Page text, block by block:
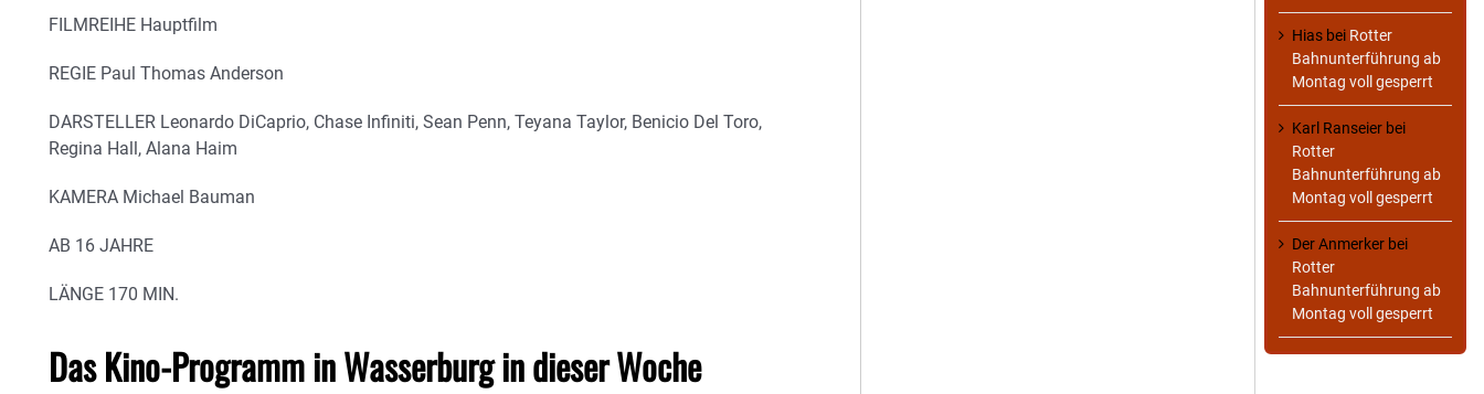
FILMREIHE Hauptfilm
REGIE Paul Thomas Anderson
DARSTELLER Leonardo DiCaprio, Chase Infiniti, Sean Penn, Teyana Taylor, Benicio Del Toro,
Regina Hall, Alana Haim
KAMERA Michael Bauman
AB 16 JAHRE
LÄNGE 170 MIN.
Das Kino-Programm in Wasserburg in dieser Woche
Hias bei Rotter
Bahnunterführung ab
Montag voll gesperrt
Karl Ranseier bei
Rotter
Bahnunterführung ab
Montag voll gesperrt
Der Anmerker bei
Rotter
Bahnunterführung ab
Montag voll gesperrt